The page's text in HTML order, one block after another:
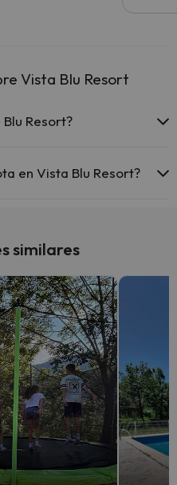
Vista Blu Resort
Resort?
en Vista Blu Resort?
similares